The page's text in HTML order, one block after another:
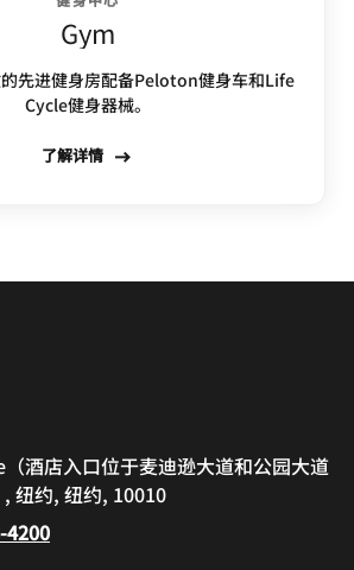
Gym
先进健身房配备Peloton健身车和Life
Cycle健身器械。
了解详情
酒店入口位于麦迪逊大道和公园大道
纽约, 纽约, 10010
4200